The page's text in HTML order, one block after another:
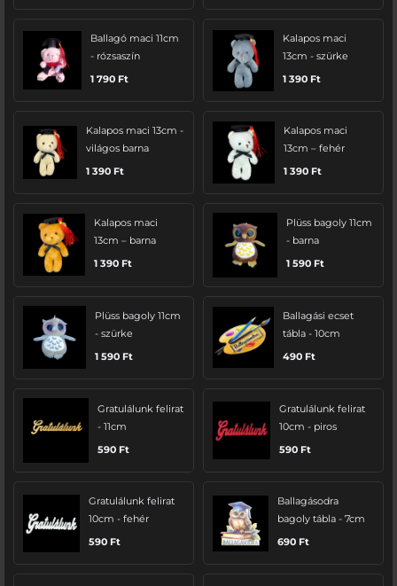
Ballagó maci 11cm
- rózsaszín
1 790 Ft
Kalapos maci
13cm - szürke
1 390 Ft
Kalapos maci 13cm -
világos barna
1 390 Ft
Kalapos maci
13cm – fehér
1 390 Ft
Kalapos maci
13cm – barna
1 390 Ft
Plüss bagoly 11cm
- barna
1 590 Ft
Plüss bagoly 11cm
- szürke
1 590 Ft
Ballagási ecset
tábla - 10cm
490 Ft
Gratulálunk felirat
- 11cm
590 Ft
Gratulálunk felirat
10cm - piros
590 Ft
Gratulálunk felirat
10cm - fehér
590 Ft
Ballagásodra
bagoly tábla - 7cm
690 Ft